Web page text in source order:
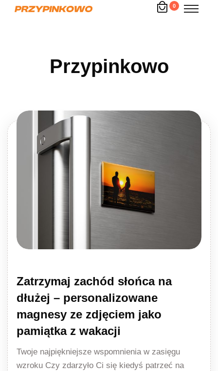
0
Przypinkowo
Zatrzymaj zachód słońca na
dłużej – personalizowane
magnesy ze zdjęciem jako
pamiątka z wakacji
Twoje najpiękniejsze wspomnienia w zasięgu
wzroku Czy zdarzyło Ci się kiedyś patrzeć na